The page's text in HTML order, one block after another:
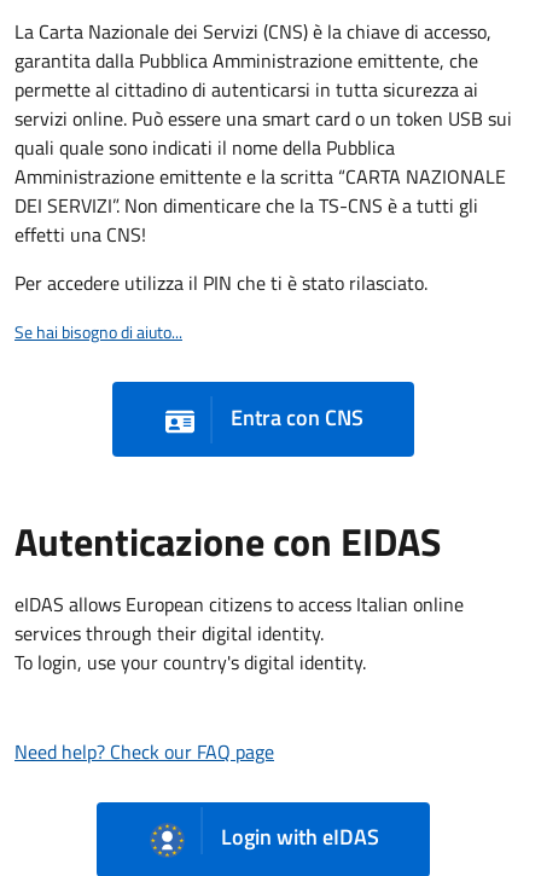
La Carta Nazionale dei Servizi (CNS) è la chiave di accesso,
garantita dalla Pubblica Amministrazione emittente, che
permette al cittadino di autenticarsi in tutta sicurezza ai
servizi online. Può essere una smart card o un token USB sui
quali quale sono indicati il nome della Pubblica
Amministrazione emittente e la scritta “CARTA NAZIONALE
DEI SERVIZI”. Non dimenticare che la TS-CNS è a tutti gli
effetti una CNS!
Per accedere utilizza il PIN che ti è stato rilasciato.
Se hai bisogno di aiuto...
Entra con CNS
Autenticazione con EIDAS
eIDAS allows European citizens to access Italian online
services through their digital identity.
To login, use your country's digital identity.
Need help? Check our FAQ page
Login with eIDAS